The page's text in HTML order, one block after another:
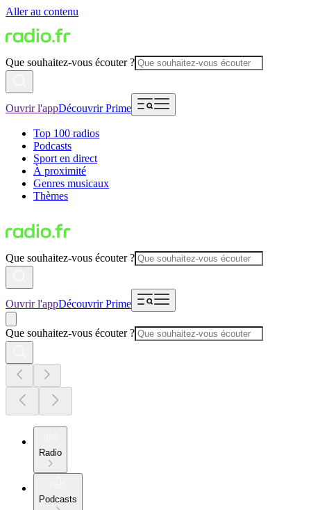
Aller au contenu
Que souhaitez-vous écouter ?
Ouvrir l'appDécouvrir Prime
Top 100 radios
Podcasts
Sport en direct
À proximité
Genres musicaux
Thèmes
Que souhaitez-vous écouter ?
Ouvrir l'appDécouvrir Prime
Que souhaitez-vous écouter ?
Radio
Podcasts